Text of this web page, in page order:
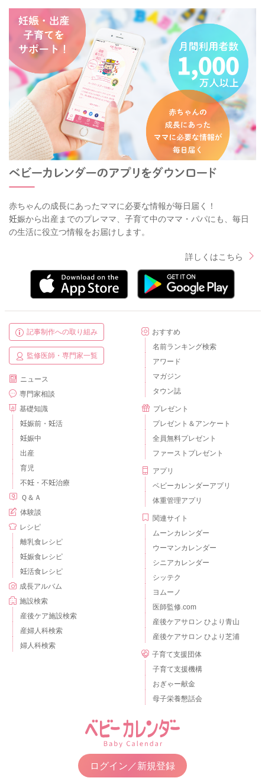
赤ちゃんの成長にあったママに必要な情報が毎日届く！
妊娠から出産までのプレママ、子育て中のママ・パパにも、毎日
の生活に役立つ情報をお届けします。
詳しくはこちら
記事制作への取り組み
監修医師・専門家一覧
ニュース
専門家相談
基礎知識
妊娠前・妊活
妊娠中
出産
育児
不妊・不妊治療
Ｑ＆Ａ
体験談
レシピ
離乳食レシピ
妊娠食レシピ
妊活食レシピ
成長アルバム
施設検索
産後ケア施設検索
産婦人科検索
婦人科検索
おすすめ
名前ランキング検索
アワード
マガジン
タウン誌
プレゼント
プレゼント＆アンケート
全員無料プレゼント
ファーストプレゼント
アプリ
ベビーカレンダーアプリ
体重管理アプリ
関連サイト
ムーンカレンダー
ウーマンカレンダー
シニアカレンダー
シッテク
ヨムーノ
医師監修.com
産後ケアサロン ひより青山
産後ケアサロン ひより芝浦
子育て支援団体
子育て支援機構
おぎゃー献金
母子栄養懇話会
ログイン／新規登録